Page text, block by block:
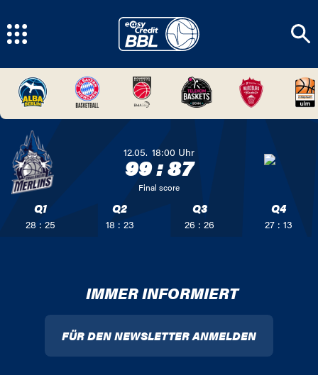
12.05. 18:00 Uhr
99:87
Final score
Q1
28 : 25
Q2
18 : 23
Q3
26 : 26
Q4
27 : 13
IMMER INFORMIERT
FÜR DEN NEWSLETTER ANMELDEN